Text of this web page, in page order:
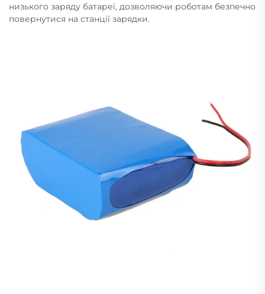
низького заряду батареї, дозволяючи роботам безпечно
повернутися на станції зарядки.